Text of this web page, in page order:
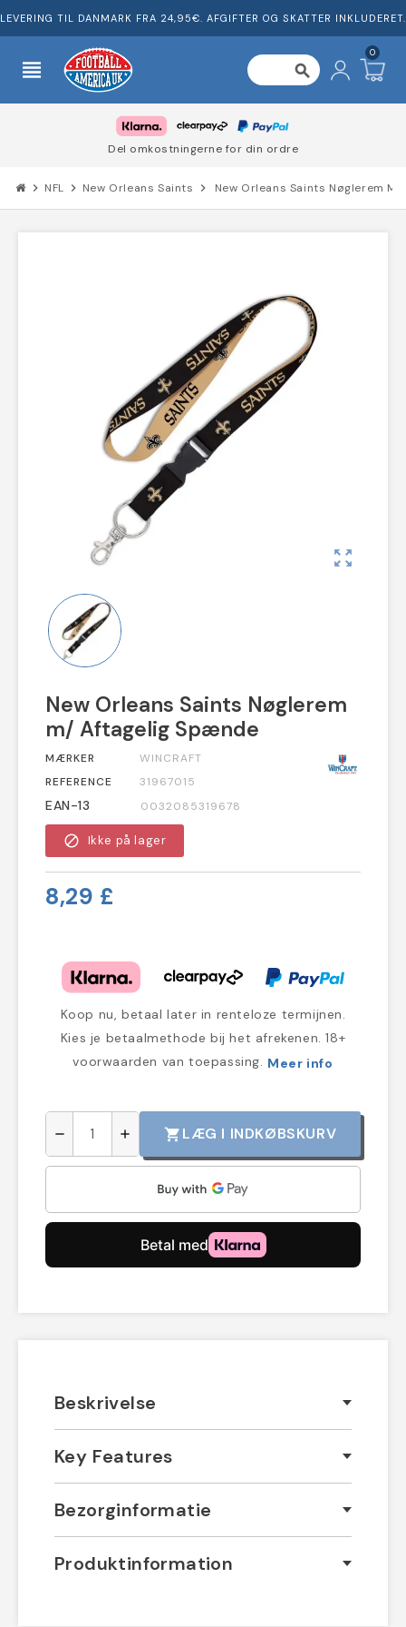
LEVERING TIL DANMARK FRA 24,95€. AFGIFTER OG SKATTER INKLUDERET.
view_headline search
0
Del omkostningerne for din ordre
chevron_right NFL chevron_right New Orleans Saints chevron_right New Orleans Saints Nøglerem
zoom_out_map
New Orleans Saints Nøglerem
m/ Aftagelig Spænde
MÆRKER
WINCRAFT
REFERENCE
31967015
EAN-13 0032085319678
block Ikke på lager
8,29 £
Koop nu, betaal later in renteloze termijnen.
Kies je betaalmethode bij het afrekenen. 18+
voorwaarden van toepassing. Meer info
remove add shopping_cart LÆG I INDKØBSKURV
Beskrivelse
Key Features
Bezorginformatie
Produktinformation